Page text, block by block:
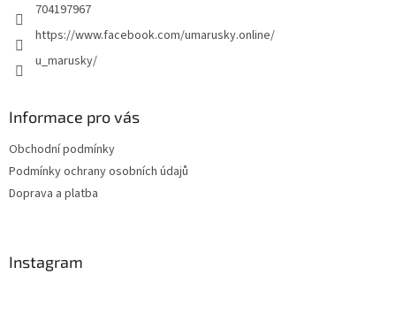
704197967
https://www.facebook.com/umarusky.online/
u_marusky/
Informace pro vás
Obchodní podmínky
Podmínky ochrany osobních údajů
Doprava a platba
Instagram